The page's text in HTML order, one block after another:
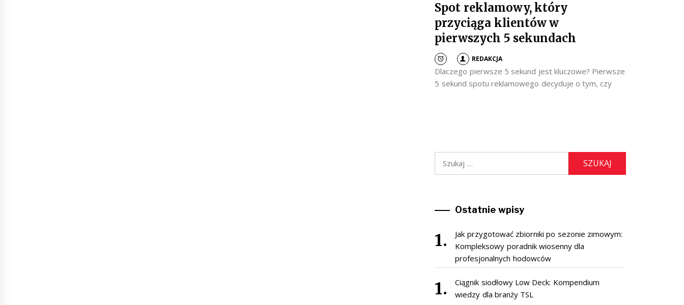
Spot reklamowy, który
przyciąga klientów w
pierwszych 5 sekundach
REDAKCJA
Dlaczego pierwsze 5 sekund jest kluczowe? Pierwsze
5 sekund spotu reklamowego decyduje o tym, czy
Ostatnie wpisy
Jak przygotować zbiorniki po sezonie zimowym:
Kompleksowy poradnik wiosenny dla
profesjonalnych hodowców
Ciągnik siodłowy Low Deck: Kompendium
wiedzy dla branży TSL